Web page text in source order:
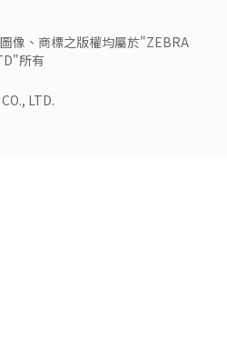
像、商標之版權均屬於"ZEBRA
所有
LTD.